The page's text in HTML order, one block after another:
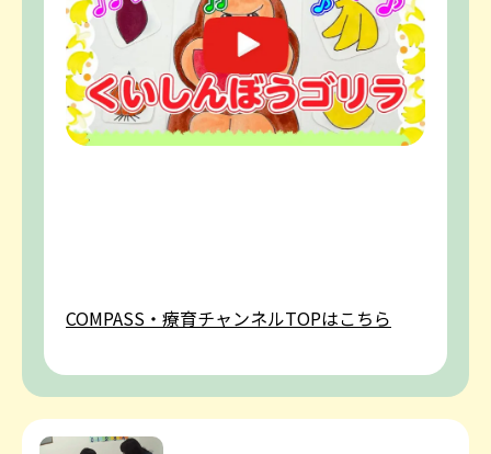
COMPASS・療育チャンネルTOPはこちら